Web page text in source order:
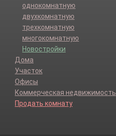
однокомнатную
двухкомнатную
трехкомнатную
многокомнатную
Новостройки
Дома
Участок
Офисы
Коммерческая недвижимость
Продать комнату